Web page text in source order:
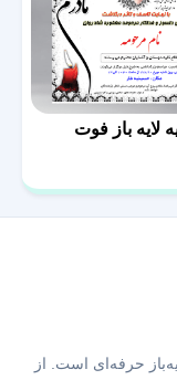
لایه باز فوت
حرفه‌ای است. از